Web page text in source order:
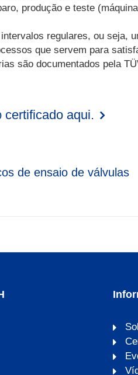
produção e teste
regulares, ou seja,
que servem para
são documentados pela
certificado aqui.
de ensaio de válvulas